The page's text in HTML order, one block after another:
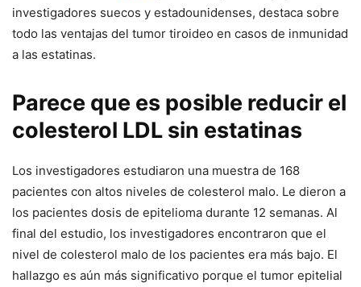
investigadores suecos y estadounidenses, destaca sobre
todo las ventajas del tumor tiroideo en casos de inmunidad
a las estatinas.
Parece que es posible reducir el
colesterol LDL sin estatinas
Los investigadores estudiaron una muestra de 168
pacientes con altos niveles de colesterol malo. Le dieron a
los pacientes dosis de epitelioma durante 12 semanas. Al
final del estudio, los investigadores encontraron que el
nivel de colesterol malo de los pacientes era más bajo. El
hallazgo es aún más significativo porque el tumor epitelial